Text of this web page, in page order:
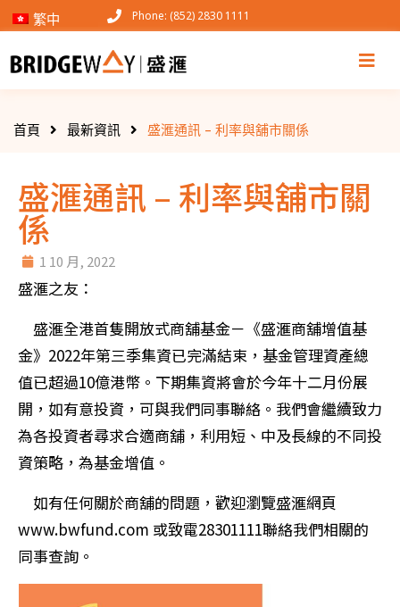
Phone: (852) 2830 1111
首頁 最新資訊 盛滙通訊 – 利率與舖市關係
盛滙通訊 – 利率與舖市關
係
1 10 月, 2022
盛滙之友：
盛滙全港首隻開放式商舖基金－《盛滙商舖增值基
金》2022年第三季集資已完滿結束，基金管理資產總
值已超過10億港幣。下期集資將會於今年十二月份展
開，如有意投資，可與我們同事聯絡。我們會繼續致力
為各投資者尋求合適商舖，利用短、中及長線的不同投
資策略，為基金增值。
如有任何關於商舖的問題，歡迎瀏覽盛滙網頁
www.bwfund.com 或致電28301111聯絡我們相關的
同事查詢。
繁中